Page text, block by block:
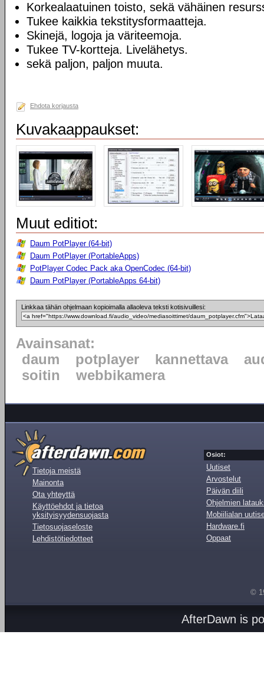
Korkealaatuinen toisto, sekä vähäinen
Tukee kaikkia tekstitysformaatteja.
Skinejä, logoja ja väriteemoja.
Tukee TV-kortteja. Livelähetys.
sekä paljon, paljon muuta.
Ehdota korjausta
Kuvakaappaukset:
Muut editiot:
Daum PotPlayer (64-bit)
Daum PotPlayer (PortableApps)
PotPlayer Codec Pack aka OpenCodec (64-bit)
Daum PotPlayer (PortableApps 64-bit)
Linkkaa tähän ohjelmaan kopioimalla allaoleva teksti kotisivuillesi:
Avainsanat:
daum
potplayer kannettava
soitin
webbikamera
Tietoja meistä
Mainonta
Ota yhteyttä
Käyttöehdot ja tietoa
yksityisyydensuojasta
Tietosuojaseloste
Lehdistötiedotteet
Osiot:
Uutiset
Arvostelut
Päivän diili
Ohjelmien
Mobiilialan
Hardware.fi
Oppaat
©
AfterDawn is